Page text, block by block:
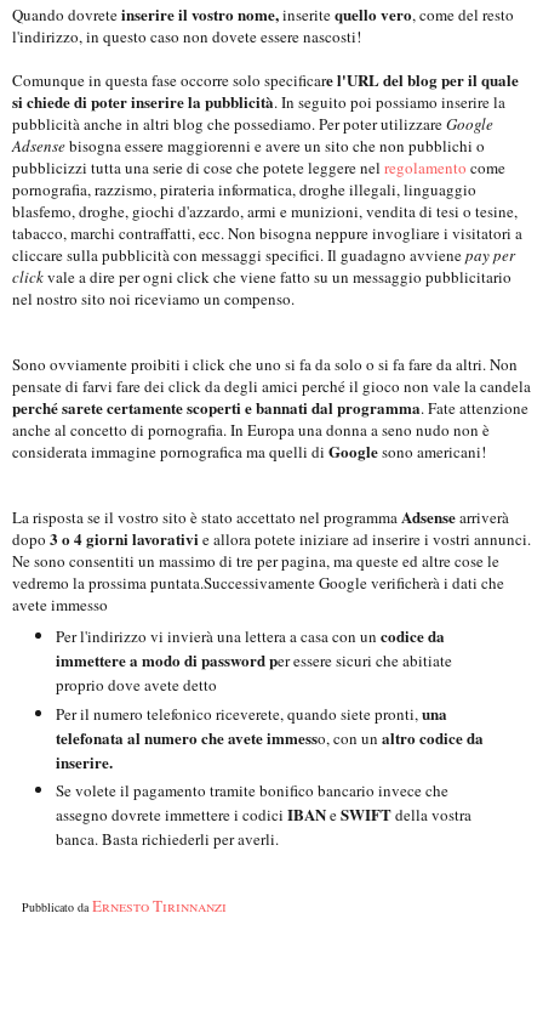
Quando dovreteinserire il vostro nome,inseritequello vero, come del resto
l'indirizzo, in questo caso non dovete essere nascosti!
Comunque in questa fase occorre solo specificare l'URL del blog per il quale
si chiede di poter inserire la pubblicità. In seguito poi possiamo inserire la
pubblicità anche in altri blog che possediamo. Per poter utilizzareGoogle
Adsensebisogna essere maggiorenni e avere un sito che non pubblichi o
pubblicizzi tutta una serie di cose che potete leggere nel regolamento come
pornografia, razzismo, pirateria informatica, droghe illegali, linguaggio
blasfemo, droghe, giochi d'azzardo, armi e munizioni, vendita di tesi o tesine,
tabacco, marchi contraffatti, ecc. Non bisogna neppure invogliare i visitatori a
cliccare sulla pubblicità con messaggi specifici. Il guadagno avvienepay per
clickvale a dire per ogni click che viene fatto su un messaggio pubblicitario
nel nostro sito noi riceviamo un compenso.
Sono ovviamente proibiti i click che uno si fa da solo o si fa fare da altri. Non
pensate di farvi fare dei click da degli amici perché il gioco non vale la candela
perché sarete certamente scoperti e bannati dal programma. Fate attenzione
anche al concetto di pornografia. In Europa una donna a seno nudo non è
considerata immagine pornografica ma quelli di Googlesono americani!
La risposta se il vostro sito è stato accettato nel programmaAdsensearriverà
dopo 3 o 4 giorni lavorativie allora potete iniziare ad inserire i vostri annunci.
Ne sono consentiti un massimo di tre per pagina, ma queste ed altre cose le
vedremo la prossima puntata.Successivamente Google verificherà i dati che
avete immesso
Per l'indirizzo vi invierà una lettera a casa con un codice da
immettere a modo di password per essere sicuri che abitiate
proprio dove avete detto
Per il numero telefonico riceverete, quando siete pronti,una
telefonata al numero che avete immesso, con un altro codice da
inserire.
Se volete il pagamento tramite bonifico bancario invece che
assegno dovrete immettere i codici IBANeSWIFTdella vostra
banca. Basta richiederli per averli.
Pubblicato daErnesto Tirinnanzi